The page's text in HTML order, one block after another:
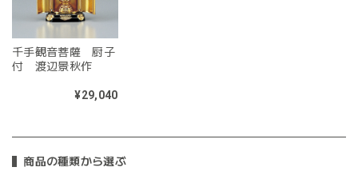
商品の種類から選ぶ
千手観音菩薩 厨子
付 渡辺景秋作
¥29,040